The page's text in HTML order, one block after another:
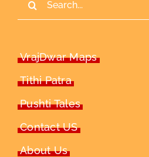
VrajDwar Maps
Tithi Patra
Pushti Tales
Contact US
About Us